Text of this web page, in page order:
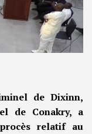
de Dixinn,
de Conakry, a
relatif au